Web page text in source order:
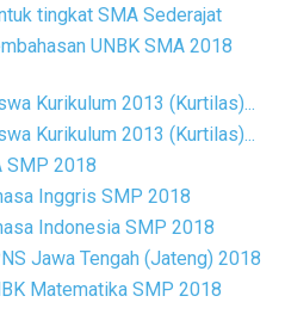
tingkat SMA Sederajat
UNBK SMA 2018
Kurikulum 2013 (Kurtilas)...
Kurikulum 2013 (Kurtilas)...
SMP 2018
Inggris SMP 2018
Indonesia SMP 2018
Jawa Tengah (Jateng) 2018
Matematika SMP 2018